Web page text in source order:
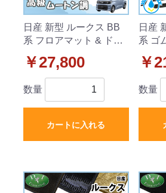
日産 新型 ルークス BB
系 フロアマット & ドア
ートン調 ブラックタイ
プ 社外新品
￥27,800
数量
カートに入れる
日産
系 ゴ
バー
￥
数量